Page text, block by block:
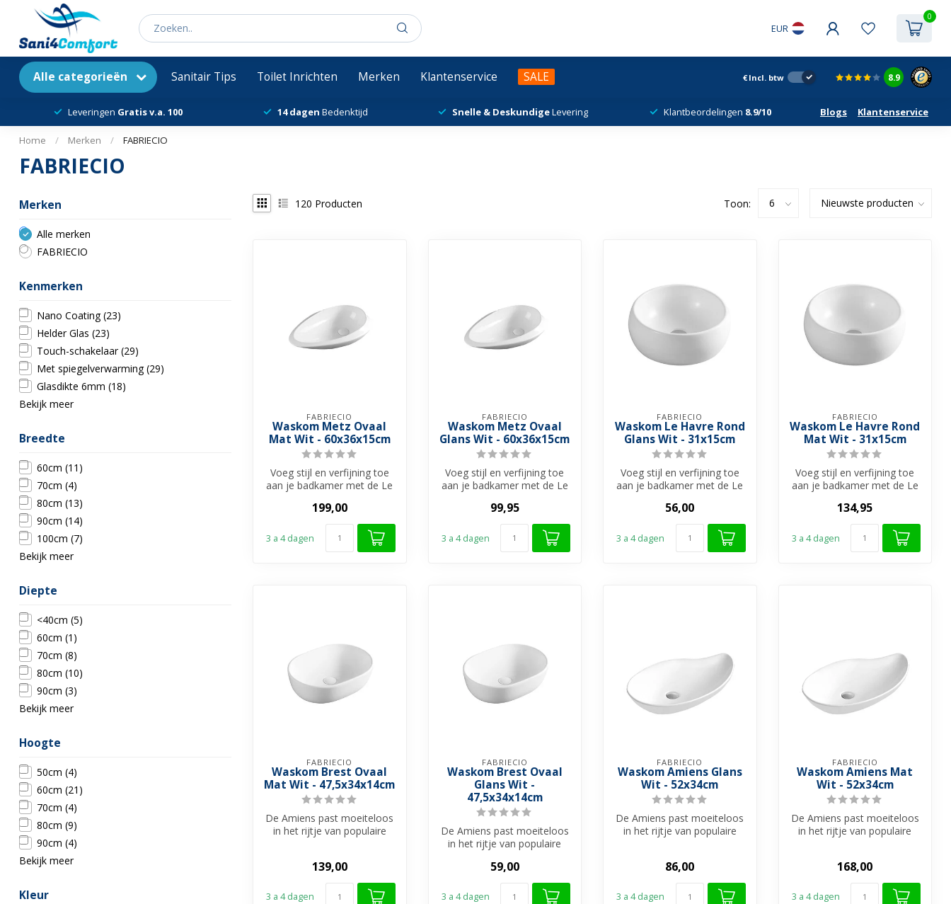
EUR
0
Alle categorieën Sanitair Tips Toilet Inrichten Merken Klantenservice SALE € Incl. btw 8.9
Leveringen Gratis v.a. 100 14 dagen Bedenktijd Snelle & DeskundigeLevering Klantbeordelingen 8.9/10 Blogs Klantenservice
Home / Merken / FABRIECIO
FABRIECIO
Merken
Alle merken
FABRIECIO
Kenmerken
Nano Coating(23)
Helder Glas (23)
Touch-schakelaar(29)
Met spiegelverwarming(29)
Glasdikte 6mm (18)
Bekijk meer
Breedte
60cm (11)
70cm (4)
80cm (13)
90cm (14)
100cm (7)
Bekijk meer
Diepte
<40cm (5)
60cm (1)
70cm (8)
80cm (10)
90cm (3)
Bekijk meer
Hoogte
50cm (4)
60cm (21)
70cm (4)
80cm (9)
90cm (4)
Bekijk meer
Kleur
120 Producten Toon:
FABRIECIO
Waskom Metz Ovaal
Mat Wit - 60x36x15cm
Voeg stijl en verfijning toe
aan je badkamer met de Le
Fabrieci...
199,00
3 a 4 dagen
FABRIECIO
Waskom Metz Ovaal
Glans Wit - 60x36x15cm
Voeg stijl en verfijning toe
aan je badkamer met de Le
Fabrieci...
99,95
3 a 4 dagen
FABRIECIO
Waskom Le Havre Rond
Glans Wit - 31x15cm
Voeg stijl en verfijning toe
aan je badkamer met de Le
Fabrieci...
56,00
3 a 4 dagen
FABRIECIO
Waskom Le Havre Rond
Mat Wit - 31x15cm
Voeg stijl en verfijning toe
aan je badkamer met de Le
Fabrieci...
134,95
3 a 4 dagen
FABRIECIO
Waskom Brest Ovaal
Mat Wit - 47,5x34x14cm
De Amiens past moeiteloos
in het rijtje van populaire
139,00
3 a 4 dagen
FABRIECIO
Waskom Brest Ovaal
Glans Wit -
47,5x34x14cm
De Amiens past moeiteloos
in het rijtje van populaire
vorm...
59,00
3 a 4 dagen
FABRIECIO
Waskom Amiens Glans
Wit - 52x34cm
De Amiens past moeiteloos
in het rijtje van populaire
86,00
3 a 4 dagen
FABRIECIO
Waskom Amiens Mat
Wit - 52x34cm
De Amiens past moeiteloos
in het rijtje van populaire
168,00
3 a 4 dagen